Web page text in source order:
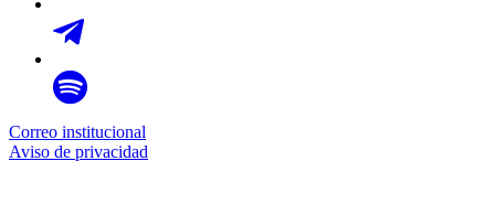
Correo institucional
Aviso de privacidad